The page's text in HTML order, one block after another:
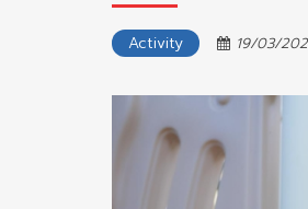
Activity 19/03/